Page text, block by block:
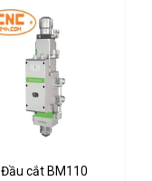
Đầu cắt BM110